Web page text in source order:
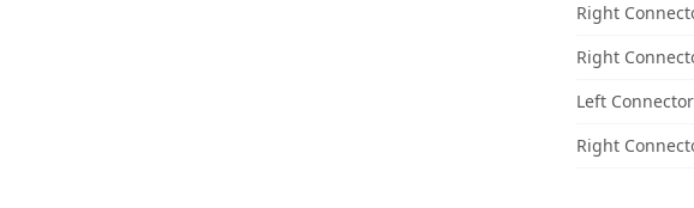
Right
Right
Left
Right